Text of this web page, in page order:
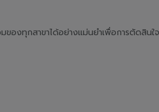
ของทุกสาขาได้อย่างแม่นยำเพื่อการตัดสินใ